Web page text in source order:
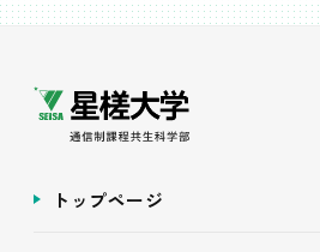
トップページ